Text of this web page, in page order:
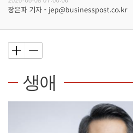
장은파 기자 - jep@businesspost.co.kr
생애